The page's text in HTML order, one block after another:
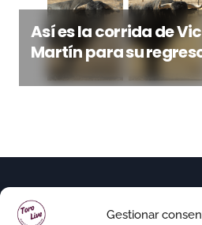
Gestionar
Así es la corrida de
Martín para su
Huesca trece años
(Imágenes)